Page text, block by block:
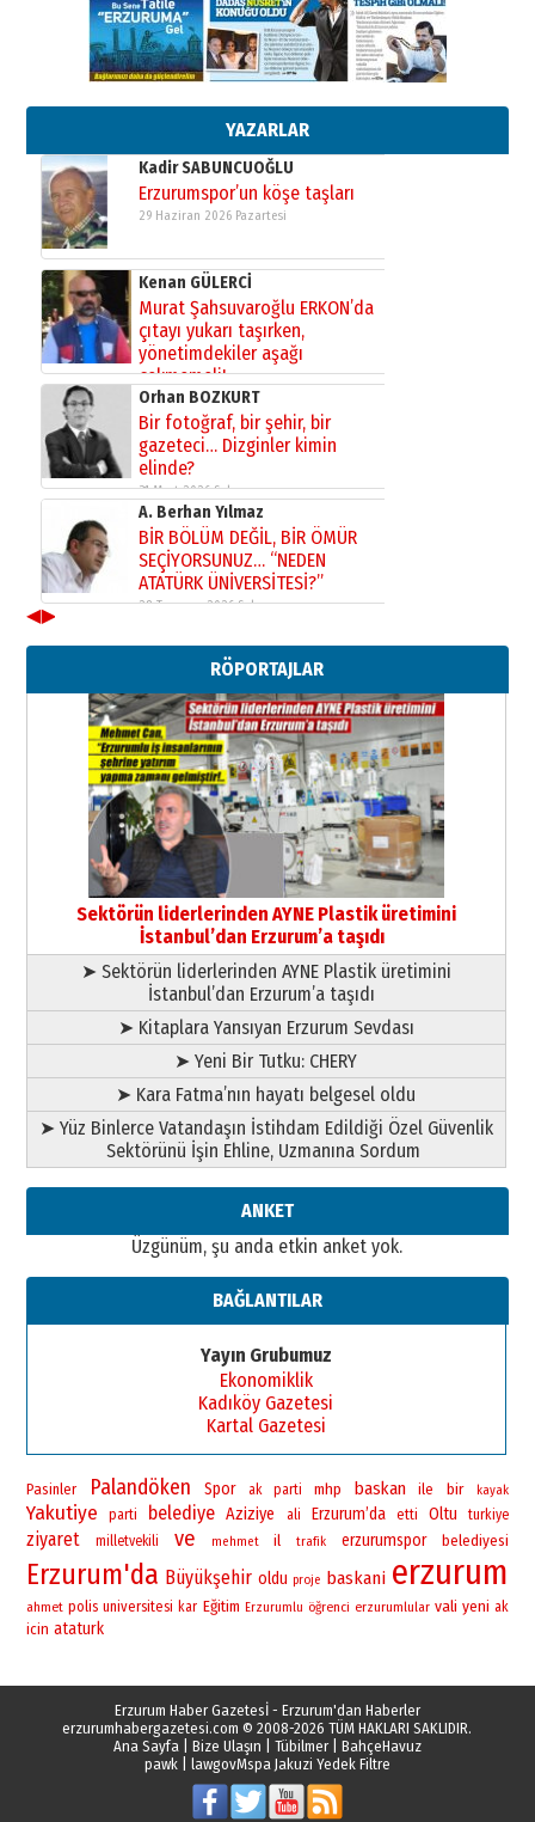
YAZARLAR
13 Mayıs 2026 Çarşamba
Esat BİNDESEN
Başkan Sekmen’den Erzurum’a
bir vizyon proje daha!
02 Ağustos 2026 Pazar
Kadir SABUNCUOĞLU
Erzurumspor’un köşe taşları
29 Haziran 2026 Pazartesi
Kenan GÜLERCİ
Murat Şahsuvaroğlu ERKON’da
çıtayı yukarı taşırken,
yönetimdekiler aşağı
çekmemeli!
17 Şubat 2026 SalıOrhan BOZKURT
Bir fotoğraf, bir şehir, bir
gazeteci… Dizginler kimin
elinde?
31 Mart 2026 Salı
A. Berhan Yılmaz
BİR BÖLÜM DEĞİL, BİR ÖMÜR
SEÇİYORSUNUZ… “NEDEN
ATATÜRK ÜNİVERSİTESİ?”
28 Temmuz 2026 Salı
Ahmed Yesevi’den bir Alperen…
”Reisimiz” idi… Hakka yürüdü.!
26 Mart 2026 Perşembe
Cem Bakırcı
Ardında bıraktığı hatıralarıyla
gönül adamı Faruk Terzioğlu!
13 Mayıs 2026 Çarşamba
Esat BİNDESEN
Başkan Sekmen’den Erzurum’a
bir vizyon proje daha!
02 Ağustos 2026 Pazar
◀▶
RÖPORTAJLAR
Sektörün liderlerinden AYNE Plastik üretimini
İstanbul’dan Erzurum’a taşıdı
➤ Sektörün liderlerinden AYNE Plastik üretimini
İstanbul’dan Erzurum’a taşıdı
➤ Kitaplara Yansıyan Erzurum Sevdası
➤ Yeni Bir Tutku: CHERY
➤ Kara Fatma’nın hayatı belgesel oldu
➤ Yüz Binlerce Vatandaşın İstihdam Edildiği Özel Güvenlik
Sektörünü İşin Ehline, Uzmanına Sordum
ANKET
Üzgünüm, şu anda etkin anket yok.
BAĞLANTILAR
Yayın Grubumuz
Ekonomiklik
Kadıköy Gazetesi
Kartal Gazetesi
Pasinler Palandöken Spor ak parti mhp baskan ile bir kayak
Yakutiye parti belediye Aziziye ali Erzurum’da etti Oltu turkiye
ziyaret milletvekili ve mehmet il trafik erzurumspor belediyesi
Erzurum'da Büyükşehir oldu proje baskani erzurum
ahmet polis universitesi kar Eğitim Erzurumlu öğrenci erzurumlular vali yeni ak
icin ataturk
Erzurum Haber Gazetesİ - Erzurum'dan Haberler
erzurumhabergazetesi.com © 2008-2026 TÜM HAKLARI SAKLIDIR.
Ana Sayfa| Bize Ulaşın Tübilmer| BahçeHavuz
pawk| lawgovMspa Jakuzi Yedek Filtre